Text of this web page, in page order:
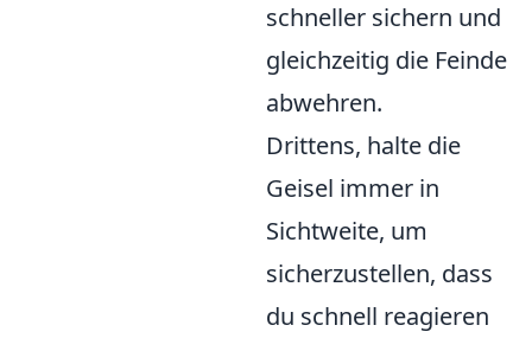
schneller sichern und
gleichzeitig die Feinde
abwehren.
Drittens, halte die
Geisel immer in
Sichtweite, um
sicherzustellen, dass
du schnell reagieren